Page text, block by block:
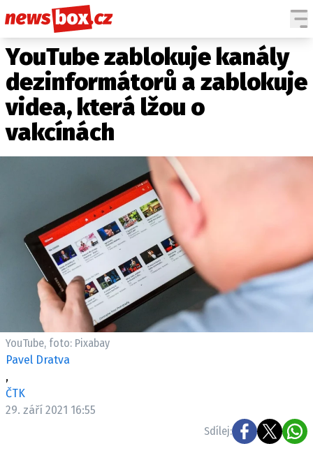
DOMÁCÍ
ZAHRANIČÍ
POČASÍ
KRIMI
EKONOMIKA
ČESKÉ CELEBRITY
SVĚTOVÉ CELEBRITY
SLEDUJTE NÁS NA|
Máte příběh, fotku nebo video?
Pošlete e-mail na newsbox.cz
YouTube zablokuje kanály
dezinformátorů a zablokuje
videa, která lžou o
vakcínách
YouTube, foto: Pixabay
Pavel Dratva
,
ČTK
29. září 2021 16:55
Sdílej: